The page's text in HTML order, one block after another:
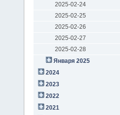
2025-02-24
2025-02-25
2025-02-26
2025-02-27
2025-02-28
Января 2025
2024
2023
2022
2021